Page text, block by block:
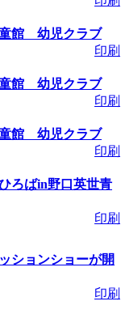
ウオ
：～
車体
」
る塾
：～
車体
館 幼児クラブ
印刷
館 幼児クラブ
印刷
館 幼児クラブ
印刷
ろばin野口英世青
印刷
ションショーが開
印刷